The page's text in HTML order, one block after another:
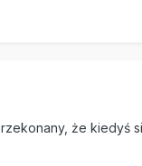
że kiedyś